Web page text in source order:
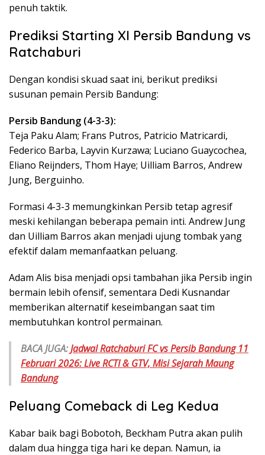
penuh taktik.
Prediksi Starting XI Persib Bandung vs
Ratchaburi
Dengan kondisi skuad saat ini, berikut prediksi
susunan pemain Persib Bandung:
Persib Bandung (4-3-3):
Teja Paku Alam; Frans Putros, Patricio Matricardi,
Federico Barba, Layvin Kurzawa; Luciano Guaycochea,
Eliano Reijnders, Thom Haye; Uilliam Barros, Andrew
Jung, Berguinho.
Formasi 4-3-3 memungkinkan Persib tetap agresif
meski kehilangan beberapa pemain inti. Andrew Jung
dan Uilliam Barros akan menjadi ujung tombak yang
efektif dalam memanfaatkan peluang.
Adam Alis bisa menjadi opsi tambahan jika Persib ingin
bermain lebih ofensif, sementara Dedi Kusnandar
memberikan alternatif keseimbangan saat tim
membutuhkan kontrol permainan.
BACA JUGA:Jadwal Ratchaburi FC vs Persib Bandung 11
Februari 2026: Live RCTI & GTV, Misi Sejarah Maung
Bandung
Peluang Comeback di Leg Kedua
Kabar baik bagi Bobotoh, Beckham Putra akan pulih
dalam dua hingga tiga hari ke depan. Namun, ia